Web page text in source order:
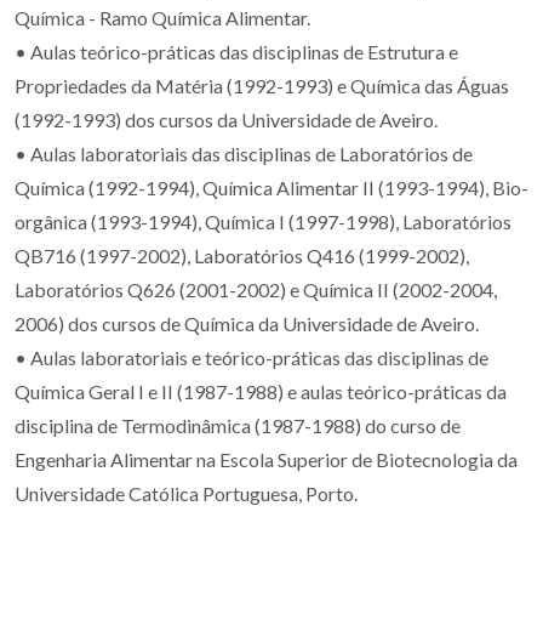
Química - Ramo Química Alimentar.
• Aulas teórico-práticas das disciplinas de Estrutura e
Propriedades da Matéria (1992-1993) e Química das Águas
(1992-1993) dos cursos da Universidade de Aveiro.
• Aulas laboratoriais das disciplinas de Laboratórios de
Química (1992-1994), Química Alimentar II (1993-1994), Bio-
orgânica (1993-1994), Química I (1997-1998), Laboratórios
QB716 (1997-2002), Laboratórios Q416 (1999-2002),
Laboratórios Q626 (2001-2002) e Química II (2002-2004,
2006) dos cursos de Química da Universidade de Aveiro.
• Aulas laboratoriais e teórico-práticas das disciplinas de
Química Geral I e II (1987-1988) e aulas teórico-práticas da
disciplina de Termodinâmica (1987-1988) do curso de
Engenharia Alimentar na Escola Superior de Biotecnologia da
Universidade Católica Portuguesa, Porto.